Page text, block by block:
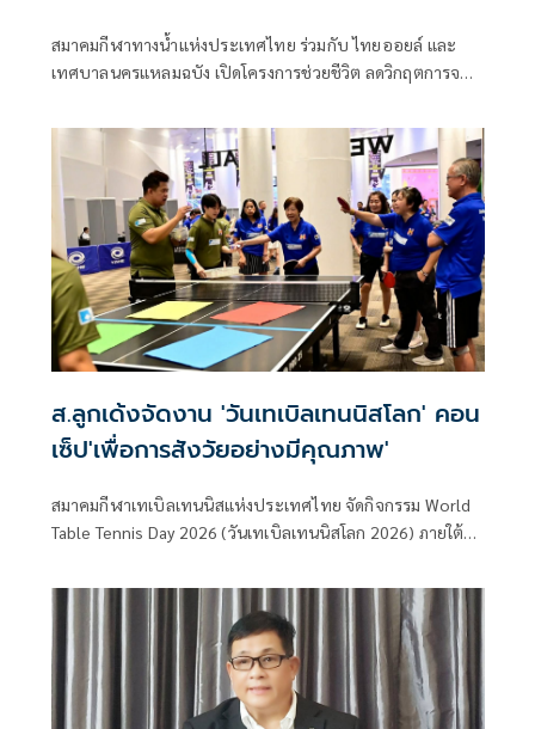
สมาคมกีฬาทางน้ำแห่งประเทศไทย ร่วมกับ ไทยออยล์ และ
เทศบาลนครแหลมฉบัง เปิดโครงการช่วยชีวิต ลดวิกฤตการจม
เยาวชนสามารถลอยตัวในน้ำ ว่ายน้ำเป็น และมีทักษะเอาชีวิต
รอดจากการจมน้ำ ซึ่งจะช่วยลดความเสี่ยงและสร้างความ
ปลอดภัยในชีวิตประจำวัน
ส.ลูกเด้งจัดงาน 'วันเทเบิลเทนนิสโลก' คอน
เซ็ป'เพื่อการสังวัยอย่างมีคุณภาพ'
สมาคมกีฬาเทเบิลเทนนิสแห่งประเทศไทย จัดกิจกรรม World
Table Tennis Day 2026 (วันเทเบิลเทนนิสโลก 2026) ภายใต้
เทนนิสเพื่อการสูงวัยอย่างมีคุณภาพ” โดยได้รับความสนใจจาก
ประชาชนอย่างมาก มีผู้สมัครและเข้าร่วมกิจกรรม เกินความคาด
หมาย สะท้อนกระแสการดูแลสุขภาพเชิงรุกและความนิยมของ
กีฬาเทเบิลเทนนิสที่เข้าถึงง่าย เล่นได้ทุกวัย